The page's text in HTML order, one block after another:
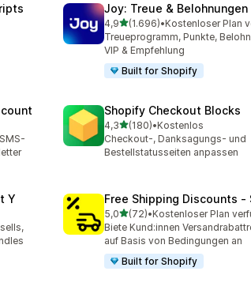
Joy: Treue & Belohnungen
4,9von 5 Sternen
(1.696)
1696 Rezensionen insgesamt
•
Treueprogramm, Punkte,
VIP & Empfehlung
Built for Shopify
Shopify Checkout Blocks
4,3von 5 Sternen
(180)
180 Rezensionen insgesamt
•Kostenlos
Checkout-, Danksagungs- und
Bestellstatusseiten anpassen
Y Free Shipping Discounts ‑
5,0von 5 Sternen
(72)
72 Rezensionen insgesamt
•Kostenloser Plan
Biete Kund:innen
auf Basis von Bedingungen an
Built for Shopify